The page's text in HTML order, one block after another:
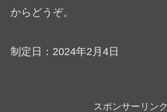
からどうぞ。
制定日：2024年2月4日
スポンサーリンク